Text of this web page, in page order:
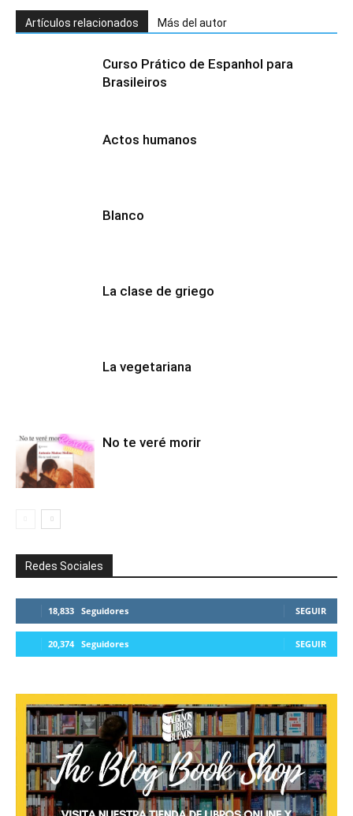
Artículos relacionados Más del autor
Curso Prático de Espanhol para
Brasileiros
Actos humanos
Blanco
La clase de griego
La vegetariana
No te veré morir
Redes Sociales
18,833 Seguidores SEGUIR
20,374 Seguidores SEGUIR